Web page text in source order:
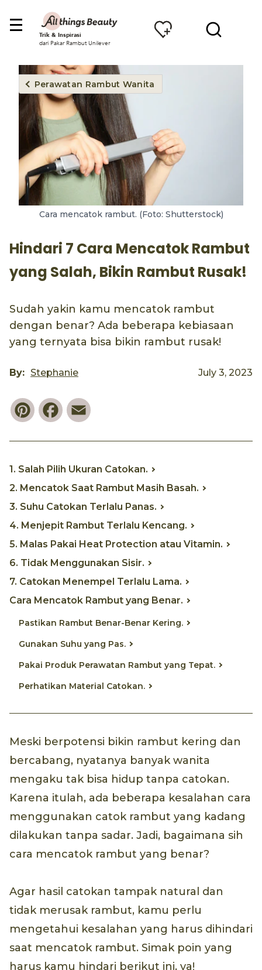
Trik & Inspirasi
dari Pakar Rambut Unilever
Perawatan Rambut Wanita
Cara mencatok rambut. (Foto: Shutterstock)
Hindari 7 Cara Mencatok Rambut
yang Salah, Bikin Rambut Rusak!
Sudah yakin kamu mencatok rambut
dengan benar? Ada beberapa kebiasaan
yang ternyata bisa bikin rambut rusak!
By: Stephanie July 3, 2023
PinterestFacebook
1. Salah Pilih Ukuran Catokan.
2. Mencatok Saat Rambut Masih Basah.
3. Suhu Catokan Terlalu Panas.
4. Menjepit Rambut Terlalu Kencang.
5. Malas Pakai Heat Protection atau Vitamin.
6. Tidak Menggunakan Sisir.
7. Catokan Menempel Terlalu Lama.
Cara Mencatok Rambut yang Benar.
Pastikan Rambut Benar-Benar Kering.
Gunakan Suhu yang Pas.
Pakai Produk Perawatan Rambut yang Tepat.
Perhatikan Material Catokan.
Meski berpotensi bikin rambut kering dan
bercabang, nyatanya banyak wanita
mengaku tak bisa hidup tanpa catokan.
Karena itulah, ada beberapa kesalahan cara
menggunakan catok rambut yang kadang
dilakukan tanpa sadar. Jadi, bagaimana sih
cara mencatok rambut yang benar?
Agar hasil catokan tampak natural dan
tidak merusak rambut, kamu perlu
mengetahui kesalahan yang harus dihindari
saat mencatok rambut. Simak poin yang
harus kamu hindari berikut ini, ya!